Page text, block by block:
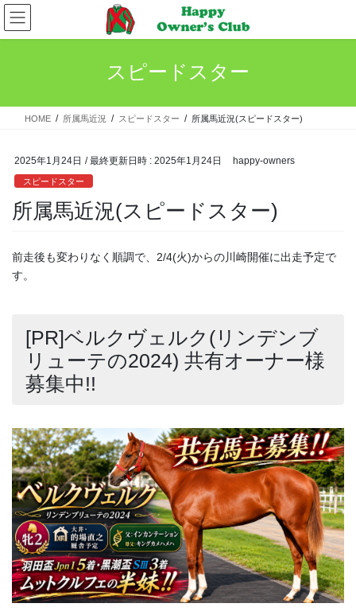
コ
ン
テ
ス
ナ
ビ
ゲ
ン
スピードスター
HOME 所属馬近況 スピードスター 所属馬近況(スピードスター)
2025年1月24日 / 最終更新日時 : 2025年1月24日 happy-owners
スピードスター
所属馬近況(スピードスター)
前走後も変わりなく順調で、2/4(火)からの川崎開催に出走予定で
す。
[PR]ベルクヴェルク(リンデンブ
リューテの2024) 共有オーナー様
募集中!!